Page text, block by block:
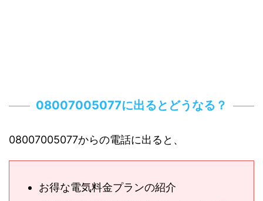
08007005077に出るとどうなる？
08007005077からの電話に出ると、
お得な電気料金プランの紹介